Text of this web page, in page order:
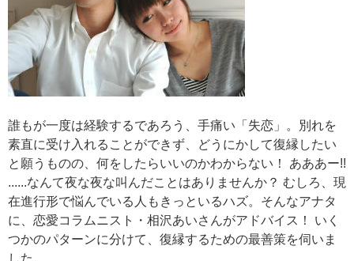
誰もが一度は経験するであろう、手痛い「失恋」。別れを
素直に受け入れることができず、どうにかして復縁したい
と願うものの、何をしたらいいのかわからない！ あああー!!
......なんて夜な夜な叫んだことはありませんか？ むしろ、現
在進行形で悩んでいる人もきっといるハズ。そんなアナタ
に、恋愛コラムニスト・相沢あいさんがアドバイス！ いく
つかのパターンに分けて、復縁するための最善策を伺いま
した。